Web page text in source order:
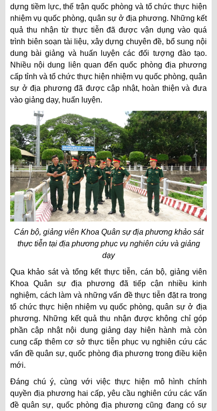
dựng tiềm lực, thế trận quốc phòng và tổ chức thực hiện
nhiệm vụ quốc phòng, quân sự ở địa phương. Những kết
quả thu nhận từ thực tiễn đã được vận dụng vào quá
trình biên soạn tài liệu, xây dựng chuyên đề, bổ sung nội
dung bài giảng và huấn luyện các đối tượng đào tạo.
Nhiều nội dung liên quan đến quốc phòng địa phương
cấp tỉnh và tổ chức thực hiện nhiệm vụ quốc phòng, quân
sự ở địa phương đã được cập nhật, hoàn thiện và đưa
vào giảng dạy, huấn luyện.
Cán bộ, giảng viên Khoa Quân sự địa phương khảo sát
thực tiễn tại địa phương phục vụ nghiên cứu và giảng
dạy
Qua khảo sát và tổng kết thực tiễn, cán bộ, giảng viên
Khoa Quân sự địa phương đã tiếp cận nhiều kinh
nghiệm, cách làm và những vấn đề thực tiễn đặt ra trong
tổ chức thực hiện nhiệm vụ quốc phòng, quân sự ở địa
phương. Những kết quả thu nhận được không chỉ góp
phần cập nhật nội dung giảng dạy hiện hành mà còn
cung cấp thêm cơ sở thực tiễn phục vụ nghiên cứu các
vấn đề quân sự, quốc phòng địa phương trong điều kiện
mới.
Đáng chú ý, cùng với việc thực hiện mô hình chính
quyền địa phương hai cấp, yêu cầu nghiên cứu các vấn
đề quân sự, quốc phòng địa phương cũng đang có sự